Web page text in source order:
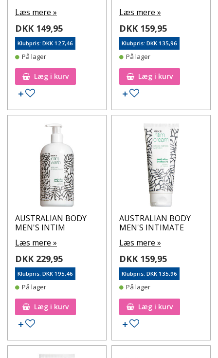
Læs mere »
DKK 149,95
Klubpris: DKK 127,46
På lager
Læg i kurv
Tilføj til ønskeseddel
Læs mere »
DKK 159,95
Klubpris: DKK 135,96
På lager
Læg i kurv
Tilføj til ønskeseddel
AUSTRALIAN BODY
MEN'S INTIM
Læs mere »
DKK 229,95
Klubpris: DKK 195,46
På lager
Læg i kurv
Tilføj til ønskeseddel
AUSTRALIAN BODY
MEN'S INTIMATE
Læs mere »
DKK 159,95
Klubpris: DKK 135,96
På lager
Læg i kurv
Tilføj til ønskeseddel